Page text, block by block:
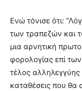
Ενώ τόνισε ότι:
των τραπεζών και
μια αρνητική
φορολογίας επί
τέλος
καταθέσεις που θα